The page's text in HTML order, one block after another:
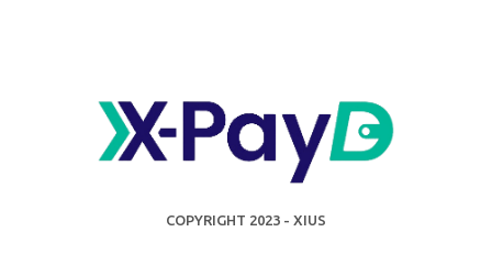
COPYRIGHT 2023 - XIUS